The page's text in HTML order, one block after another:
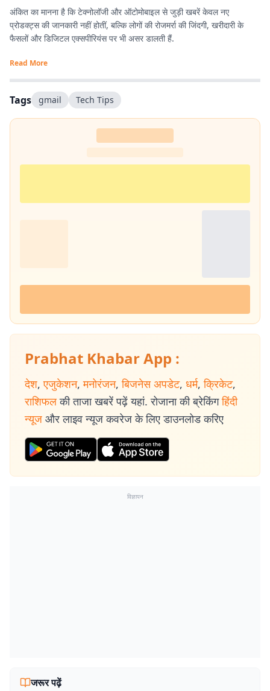
अंकित का मानना है कि टेक्नोलॉजी और ऑटोमोबाइल से जुड़ी खबरें केवल नए
प्रोडक्ट्स की जानकारी नहीं होतीं, बल्कि लोगों की रोजमर्रा की जिंदगी, खरीदारी के
फैसलों और डिजिटल एक्सपीरियंस पर भी असर डालती हैं.
Read More
Tags gmail Tech Tips
Prabhat Khabar App :
देश, एजुकेशन, मनोरंजन, बिजनेस अपडेट, धर्म, क्रिकेट,
राशिफल की ताजा खबरें पढ़ें यहां. रोजाना की ब्रेकिंग हिंदी
न्यूज और लाइव न्यूज कवरेज के लिए डाउनलोड करिए
विज्ञापन
जरूर पढ़ें